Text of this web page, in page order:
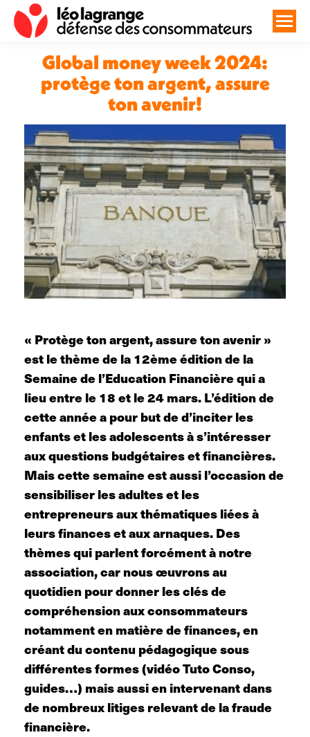
Global money week 2024:
protège ton argent, assure
ton avenir!
Vous êtes ici :
« Protège ton argent, assure ton avenir »
est le thème de la 12ème édition de la
Semaine de l’Education Financière qui a
lieu entre le 18 et le 24 mars. L’édition de
cette année a pour but de d’inciter les
enfants et les adolescents à s’intéresser
aux questions budgétaires et financières.
Mais cette semaine est aussi l’occasion de
sensibiliser les adultes et les
entrepreneurs aux thématiques liées à
leurs finances et aux arnaques. Des
thèmes qui parlent forcément à notre
association, car nous œuvrons au
quotidien pour donner les clés de
compréhension aux consommateurs
notamment en matière de finances, en
créant du contenu pédagogique sous
différentes formes (vidéo Tuto Conso,
guides…) mais aussi en intervenant dans
de nombreux litiges relevant de la fraude
financière.